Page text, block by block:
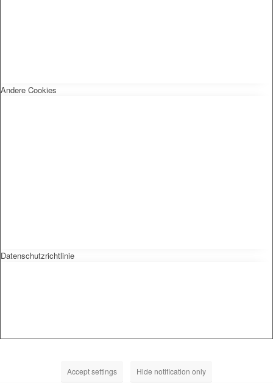
Andere Cookies
Datenschutzrichtlinie
Accept settings Hide notification only